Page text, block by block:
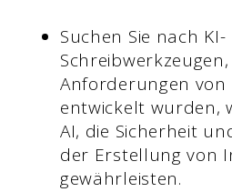
Suchen Sie nach KI-
Anforderungen
entwickelt wurden,
AI, die Sicherheit
der Erstellung von
gewährleisten.